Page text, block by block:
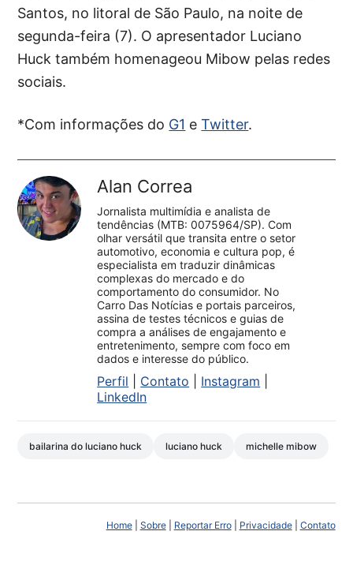
Santos, no litoral de São Paulo, na noite de
segunda-feira (7). O apresentador Luciano
Huck também homenageou Mibow pelas redes
sociais.
*Com informações do G1 eTwitter.
Alan Correa
Jornalista multimídia e analista de
tendências (MTB: 0075964/SP). Com
olhar versátil que transita entre o setor
automotivo, economia e cultura pop, é
especialista em traduzir dinâmicas
complexas do mercado e do
comportamento do consumidor. No
Carro Das Notícias e portais parceiros,
assina de testes técnicos e guias de
compra a análises de engajamento e
entretenimento, sempre com foco em
dados e interesse do público.
Perfil Contato Instagram
LinkedIn
bailarina do luciano huck luciano huck michelle mibow
Home| Sobre| Reportar Erro| Privacidade| Contato